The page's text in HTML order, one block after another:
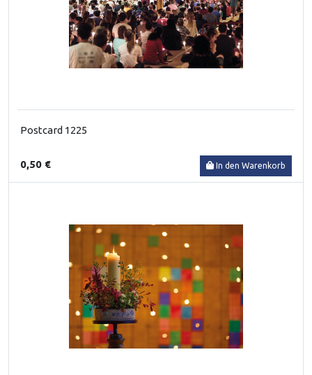
Postcard 1225
0,50 € In den Warenkorb